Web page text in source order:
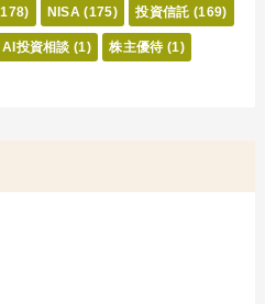
NISA (175) 投資信託 (169)
AI投資相談 (1) 株主優待 (1)